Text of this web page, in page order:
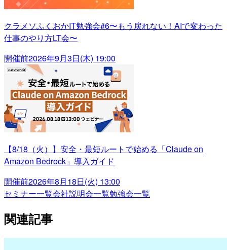
クラメソふくおかIT勉強会#6〜もう戻れない！AIで変わった
仕事のやり方LT会〜
開催前2026年9月3日(木) 19:00
【8/18（火）】安全・最短ルートで始める「Claude on
Amazon Bedrock」導入ガイド
開催前2026年8月18日(火) 13:00
セミナー一覧会社説明会一覧勉強会一覧
関連記事